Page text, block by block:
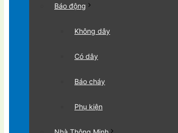
Báo động
Không dây
Có dây
Báo cháy
Phụ kiện